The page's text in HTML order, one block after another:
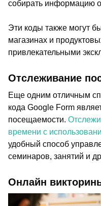
собирать информацию о
Эти коды также могут
магазинах и
привлекательными
Отслеживание
Еще одним отличным
кода Google Form
посещаемости.
времени с
удобный способ
семинаров, занятий и
Онлайн